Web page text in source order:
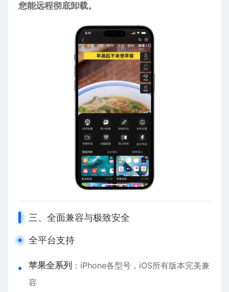
您能远程彻底卸载。
三、全面兼容与极致安全
全平台支持
苹果全系列 ： iPhone各型号，iOS所有版本完美兼
容